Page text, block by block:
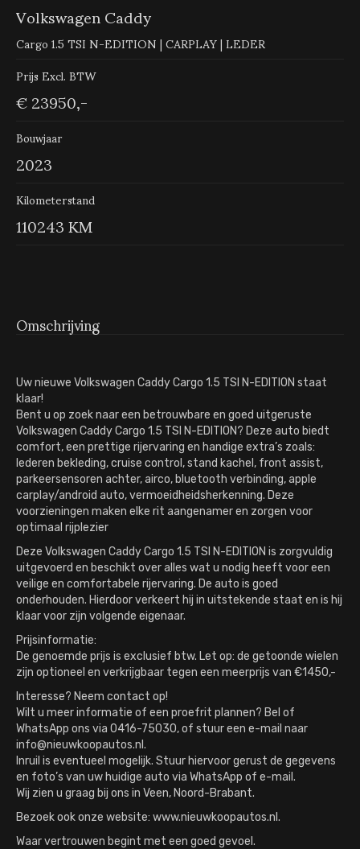
Volkswagen Caddy
Cargo 1.5 TSI N-EDITION | CARPLAY | LEDER
Prijs Excl. BTW
€ 23950,-
Bouwjaar
2023
Kilometerstand
110243 KM
Omschrijving
Uw nieuwe Volkswagen Caddy Cargo 1.5 TSI N-EDITION staat
klaar!
Bent u op zoek naar een betrouwbare en goed uitgeruste
Volkswagen Caddy Cargo 1.5 TSI N-EDITION? Deze auto biedt
comfort, een prettige rijervaring en handige extra’s zoals:
lederen bekleding, cruise control, stand kachel, front assist,
parkeersensoren achter, airco, bluetooth verbinding, apple
carplay/android auto, vermoeidheidsherkenning. Deze
voorzieningen maken elke rit aangenamer en zorgen voor
optimaal rijplezier
Deze Volkswagen Caddy Cargo 1.5 TSI N-EDITION is zorgvuldig
uitgevoerd en beschikt over alles wat u nodig heeft voor een
veilige en comfortabele rijervaring. De auto is goed
onderhouden. Hierdoor verkeert hij in uitstekende staat en is hij
klaar voor zijn volgende eigenaar.
Prijsinformatie:
De genoemde prijs is exclusief btw. Let op: de getoonde wielen
zijn optioneel en verkrijgbaar tegen een meerprijs van €1450,-
Interesse? Neem contact op!
Wilt u meer informatie of een proefrit plannen? Bel of
WhatsApp ons via 0416-75030, of stuur een e-mail naar
info@nieuwkoopautos.nl.
Inruil is eventueel mogelijk. Stuur hiervoor gerust de gegevens
en foto’s van uw huidige auto via WhatsApp of e-mail.
Wij zien u graag bij ons in Veen, Noord-Brabant.
Bezoek ook onze website: www.nieuwkoopautos.nl.
Waar vertrouwen begint met een goed gevoel.